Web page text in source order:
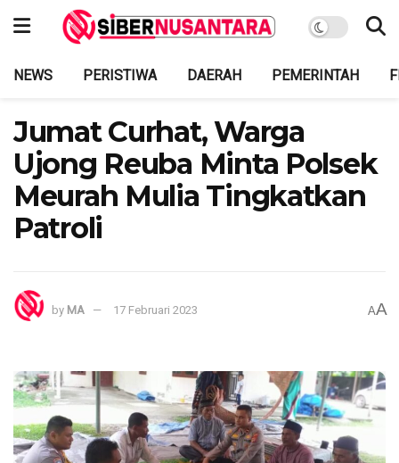
NEWS PERISTIWA DAERAH PEMERINTAH
Jumat Curhat, Warga
Ujong Reuba Minta Polsek
Meurah Mulia Tingkatkan
Patroli
by MA 17 Februari 2023 AA